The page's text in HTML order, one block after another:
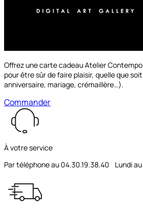
Offrez une carte cadeau Atelier
pour être sûr de faire plaisir, quelle que
anniversaire, mariage, crémaillère…).
Commander
À votre service
Par téléphone au 04.30.19.38.40 Lundi au